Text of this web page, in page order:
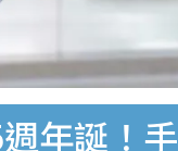
年誕！